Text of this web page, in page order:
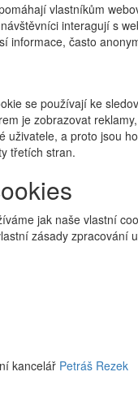
vlastníkům
interagují s
informace, často
se používají ke
je zobrazovat
uživatele, a proto jsou
třetích stran.
jak naše vlastní
zásady zpracování
kancelář Petráš Rezek